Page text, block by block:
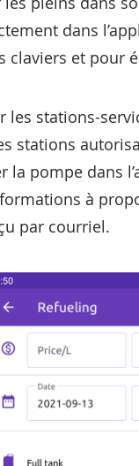
dans
claviers et pour
les stations-
stations
la pompe dans
à
par courriel.